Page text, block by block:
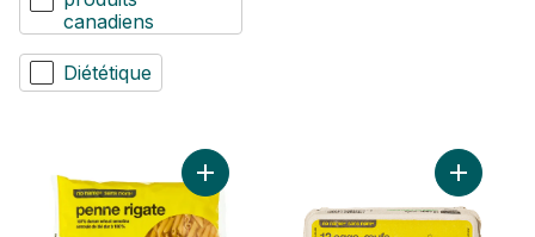
canadiens
Diététique
Ajouter Penne rigate au panier Ajouter